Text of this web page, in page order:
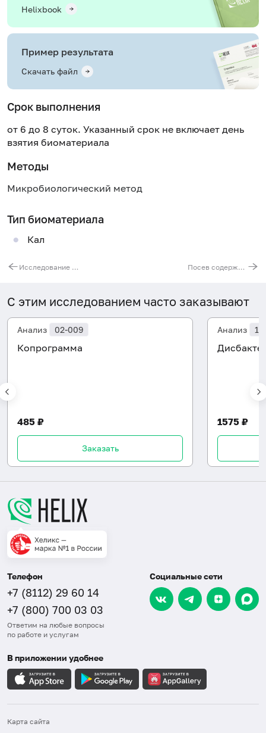
Helixbook
Пример результата
Скачать файл
Срок выполнения
от 6 до 8 суток. Указанный срок не включает день
взятия биоматериала
Методы
Микробиологический метод
Тип биоматериала
Кал
Исследование кожи, волос и ногтевых пластинок на поверхностные микозы Посев содержимого десневого кармана на аэробную и факультативно-анаэробную флору
С этим исследованием часто заказывают
Анализ 02-009
Копрограмма
485 ₽
Заказать
Анализ
1575 ₽
Телефон
+7 (8112) 29 60 14
+7 (800) 700 03 03
Ответим на любые вопросы
по работе и услугам
Социальные сети
В приложении удобнее
Карта сайта